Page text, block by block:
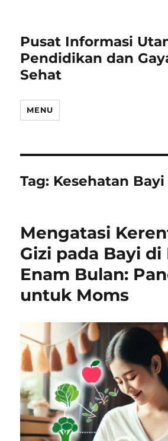
Pusat Informasi
Pendidikan dan
Sehat
MENU
Tag: Kesehatan
Mengatasi
Gizi pada Bayi di
Enam Bulan:
untuk Moms